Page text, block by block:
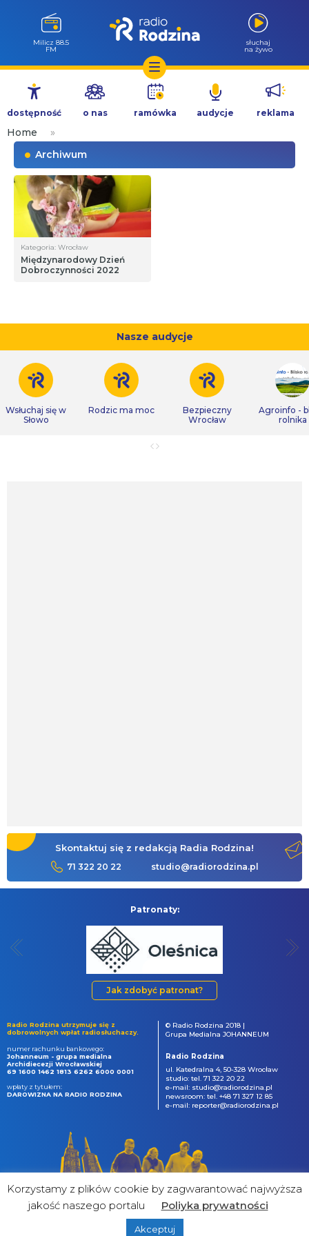
Przejdź
treści
Milicz 88.5
FM
słuchaj
na żywo
dostępność o nas ramówka audycje reklama
Home
»
Archiwum
Kategoria: Wrocław
Międzynarodowy Dzień
Dobroczynności 2022
Nasze audycje
Wsłuchaj się w
Słowo
Rodzic ma moc
Bezpieczny
Wrocław
Agroinfo -
rolnika
Skontaktuj się z redakcją Radia Rodzina!
71 322 20 22 studio@radiorodzina.pl
Patronaty:
Jak zdobyć patronat?
Radio Rodzina utrzymuje się z
dobrowolnych wpłat radiosłuchaczy.
numer rachunku bankowego:
Johanneum - grupa medialna
Archidiecezji Wrocławskiej
69 1600 1462 1813 6262 6000 0001
wpłaty z tytułem:
DAROWIZNA NA RADIO RODZINA
© Radio Rodzina 2018 |
Grupa Medialna JOHANNEUM
Radio Rodzina
ul. Katedralna 4, 50-328 Wrocław
studio: tel. 71 322 20 22
e-mail: studio@radiorodzina.pl
newsroom: tel. +48 71 327 12 85
e-mail: reporter@radiorodzina.pl
&
Korzystamy z plików cookie by zagwarantować najwyższa
jakość naszego portalu
Poliyka prywatności
Akceptuj